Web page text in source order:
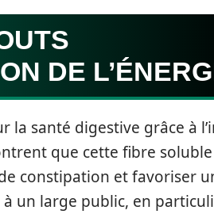
DE
la santé digestive grâce à
que cette fibre
constipation et favoriser
un large public, en